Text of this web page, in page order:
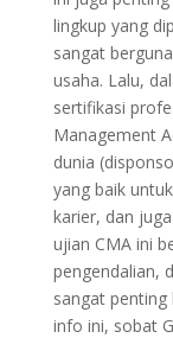
lingkup yang
sangat
usaha. Lalu,
sertifikasi
Management
dunia
yang baik
karier, dan
ujian CMA ini
pengendalian,
sangat
info ini, sobat